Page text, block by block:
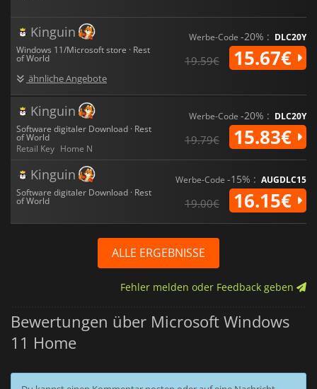
Kinguin
Windows 11/Microsoft store · Rest
of World
ähnliche Angebote
Werbe-Code -20% : DLC20Y
19.59€ 15.67€
Kinguin
Software digitaler Download · Rest
of World
Retail Key Home N
Werbe-Code -20% : DLC20Y
19.79€ 15.83€
Kinguin
Software digitaler Download · Rest
of World
Werbe-Code -15% : AUGDLC15
19.00€ 16.15€
ALLE ERGEBNISSE
Fehler melden oder Feedback geben
Bewertungen über Microsoft Windows
11 Home